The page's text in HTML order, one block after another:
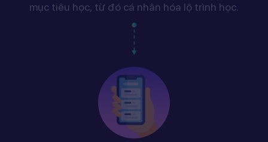
mục tiêu học, từ đó cá nhân hóa lộ trình học.